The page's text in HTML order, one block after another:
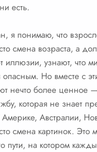
есть.
я понимаю, что
смена возраста, а
иллюзии, узнают, что
опасным. Но вместе с
нечто более ценное
которая не знает
Австралии,
смена картинок. Это
пути, на котором